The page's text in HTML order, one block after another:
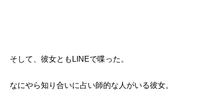
そして、彼女ともLINEで喋った。
なにやら知り合いに占い師的な人がいる彼女。